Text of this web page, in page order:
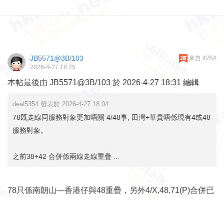
來自 425#
JB5571@3B/103
2026-4-27 18:25
本帖最後由 JB5571@3B/103 於 2026-4-27 18:31 編輯
deal5354 發表於 2026-4-27 18:04
78既走線同服務對象更加唔關 4/48事, 田灣+華貴唔係現有4或48
服務對象。
之前38+42 合併係兩線走線重疊 ...
78只係南朗山—香港仔與48重疊，另外4/X,48,71(P)合併已